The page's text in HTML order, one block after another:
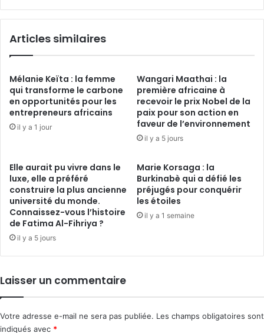
Articles similaires
Mélanie Keïta : la femme
qui transforme le carbone
en opportunités pour les
entrepreneurs africains
il y a 1 jour
Wangari Maathai : la
première africaine à
recevoir le prix Nobel de la
paix pour son action en
faveur de l’environnement
il y a 5 jours
Elle aurait pu vivre dans le
luxe, elle a préféré
construire la plus ancienne
université du monde.
Connaissez-vous l’histoire
de Fatima Al-Fihriya ?
il y a 5 jours
Marie Korsaga : la
Burkinabè qui a défié les
préjugés pour conquérir
les étoiles
il y a 1 semaine
Laisser un commentaire
Votre adresse e-mail ne sera pas publiée. Les champs obligatoires sont
indiqués avec *